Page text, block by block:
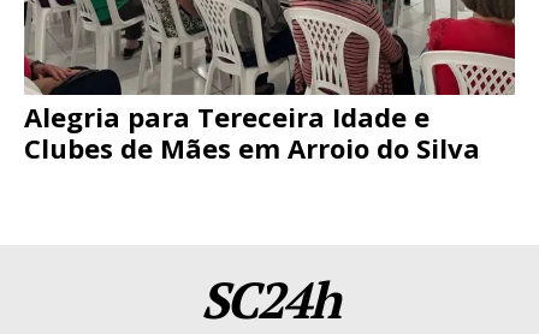
Alegria para Tereceira Idade e
Clubes de Mães em Arroio do Silva
SC24h